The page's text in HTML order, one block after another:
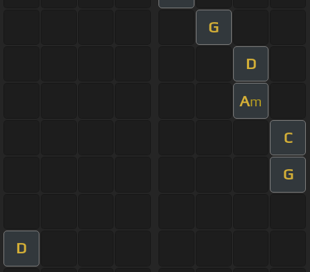
G
D
Am
C
G
D